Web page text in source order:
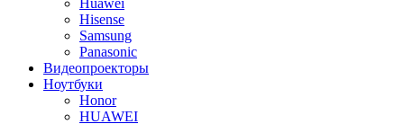
Huawei
Hisense
Samsung
Panasonic
Видеопроекторы
Ноутбуки
Honor
HUAWEI